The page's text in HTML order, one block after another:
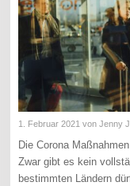
1. Februar 2021 von Jenny
Die Corona
Zwar gibt es kein
bestimmten Ländern